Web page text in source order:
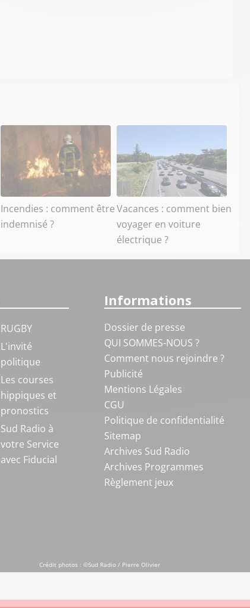
Incendies : comment être
indemnisé ?
Vacances : comment bien
voyager en voiture
électrique ?
RUGBY
L'invité
politique
Les courses
hippiques et
pronostics
Sud Radio à
votre Service
avec Fiducial
Informations
Dossier de presse
QUI SOMMES-NOUS ?
Comment nous rejoindre ?
Publicité
Mentions Légales
CGU
Politique de confidentialité
Sitemap
Archives Sud Radio
Archives Programmes
Règlement jeux
Crédit photos : ©Sud Radio / Pierre Olivier